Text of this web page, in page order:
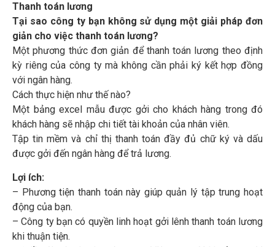
Thanh toán lương
Tại sao công ty bạn không sử dụng một giải pháp đơn
giản cho việc thanh toán lương?
Một phương thức đơn giản để thanh toán lương theo định
kỳ riêng của công ty mà không cần phải ký kết hợp đồng
với ngân hàng.
Cách thực hiện như thế nào?
Một bảng excel mẫu được gởi cho khách hàng trong đó
khách hàng sẽ nhập chi tiết tài khoản của nhân viên.
Tập tin mềm và chỉ thị thanh toán đầy đủ chữ ký và dấu
được gởi đến ngân hàng để trả lương.
Lợi ích:
– Phương tiện thanh toán này giúp quản lý tập trung hoạt
động của bạn.
– Công ty bạn có quyền linh hoạt gởi lênh thanh toán lương
khi thuận tiện.